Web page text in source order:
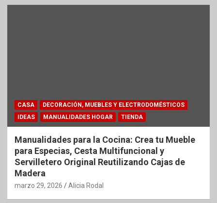
CASA
DECORACIÓN, MUEBLES Y ELECTRODOMÉSTICOS
IDEAS
MANUALIDADES HOGAR TIENDA
Manualidades para la Cocina: Crea tu Mueble
para Especias, Cesta Multifuncional y
Servilletero Original Reutilizando Cajas de
Madera
marzo 29, 2026 Alicia Rodal